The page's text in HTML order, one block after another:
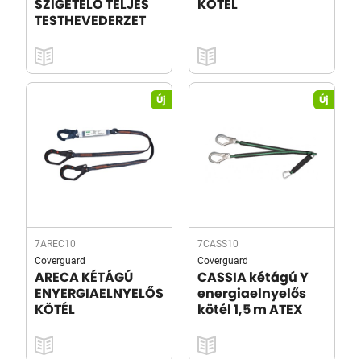
SZIGETELŐ TELJES
TESTHEVEDERZET
KÖTÉL
Új
7AREC10
Coverguard
ARECA KÉTÁGÚ
ENYERGIAELNYELŐS
KÖTÉL
Új
7CASS10
Coverguard
CASSIA kétágú Y
energiaelnyelős
kötél 1,5 m ATEX